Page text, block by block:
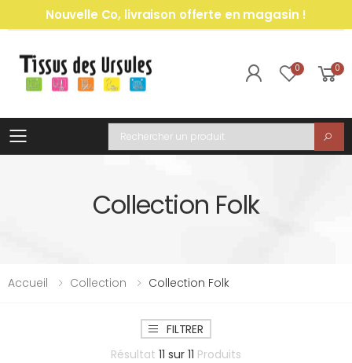
Nouvelle Co, livraison offerte en magasin !
0 0
Toggle mobile menu
Recherche
Collection Folk
Accueil Collection Collection Folk
FILTRER
Résultat 11 sur 11 Produits